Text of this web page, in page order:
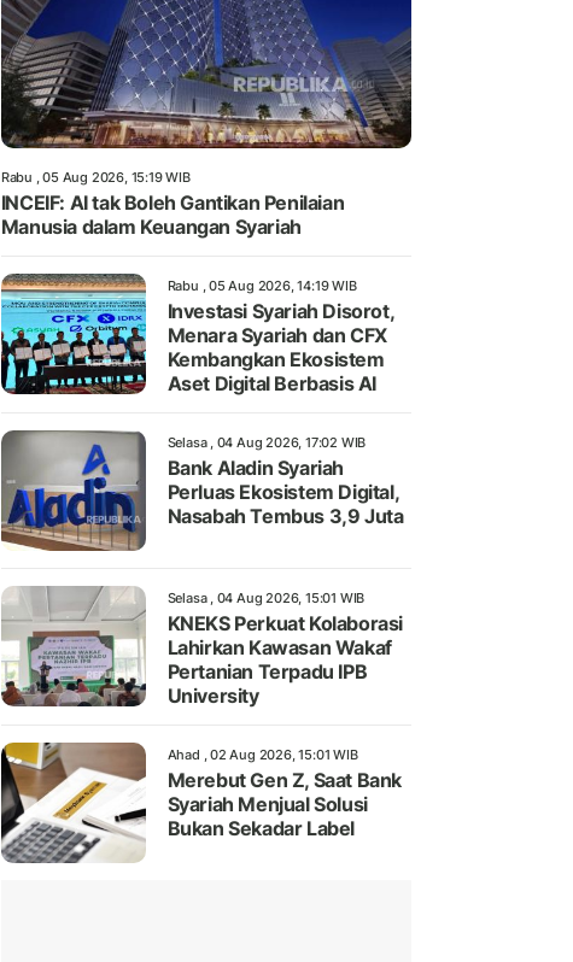
Rabu , 05 Aug 2026, 15:19 WIB
INCEIF: AI tak Boleh Gantikan Penilaian
Manusia dalam Keuangan Syariah
Rabu , 05 Aug 2026, 14:19 WIB
Investasi Syariah Disorot,
Menara Syariah dan CFX
Kembangkan Ekosistem
Aset Digital Berbasis AI
Selasa , 04 Aug 2026, 17:02 WIB
Bank Aladin Syariah
Perluas Ekosistem Digital,
Nasabah Tembus 3,9 Juta
Selasa , 04 Aug 2026, 15:01 WIB
KNEKS Perkuat Kolaborasi
Lahirkan Kawasan Wakaf
Pertanian Terpadu IPB
University
Ahad , 02 Aug 2026, 15:01 WIB
Merebut Gen Z, Saat Bank
Syariah Menjual Solusi
Bukan Sekadar Label